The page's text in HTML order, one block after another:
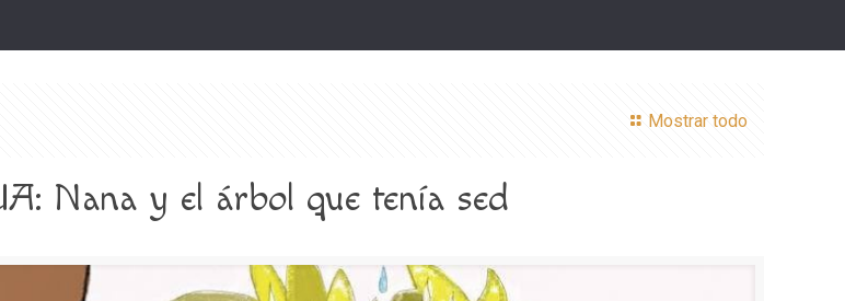
Mostrar todo
Nana y el árbol que tenía sed